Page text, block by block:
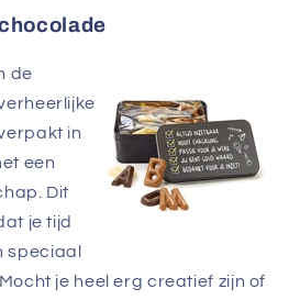
de
in
een
Dit
je tijd
speciaal
je heel erg creatief zijn of